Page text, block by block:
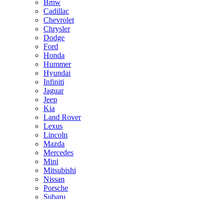
Bmw
Cadillac
Chevrolet
Chrysler
Dodge
Ford
Honda
Hummer
Hyundai
Infiniti
Jaguar
Jeep
Kia
Land Rover
Lexus
Lincoln
Mazda
Mercedes
Mini
Mitsubishi
Nissan
Porsche
Subaru